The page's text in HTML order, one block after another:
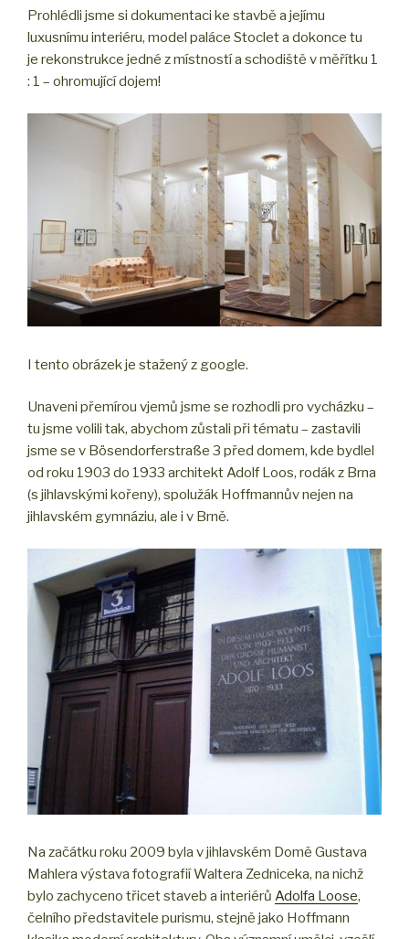
Prohlédli jsme si dokumentaci ke stavbě a jejímu
luxusnímu interiéru, model paláce Stoclet a dokonce tu
je rekonstrukce jedné z místností a schodiště v měřítku 1
: 1 – ohromující dojem!
I tento obrázek je stažený z google.
Unaveni přemírou vjemů jsme se rozhodli pro vycházku –
tu jsme volili tak, abychom zůstali při tématu – zastavili
jsme se v Bösendorferstraße 3 před domem, kde bydlel
od roku 1903 do 1933 architekt Adolf Loos, rodák z Brna
(s jihlavskými kořeny), spolužák Hoffmannův nejen na
jihlavském gymnáziu, ale i v Brně.
Na začátku roku 2009 byla v jihlavském Domě Gustava
Mahlera výstava fotografií Waltera Zedniceka, na nichž
bylo zachyceno třicet staveb a interiérů Adolfa Loose,
čelního představitele purismu, stejně jako Hoffmann